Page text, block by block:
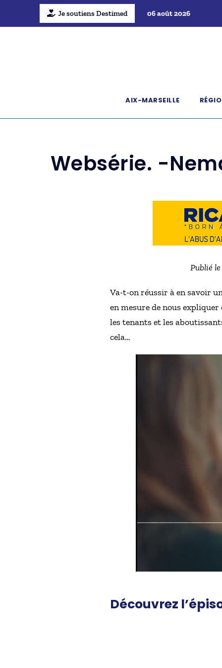
Je soutiens Destimed 06 août 2026
AIX-MARSEILLE
Websérie. -
Publié
Va-t-on réussir à en savoir
en mesure de nous
les tenants et les
cela…
Découvrez